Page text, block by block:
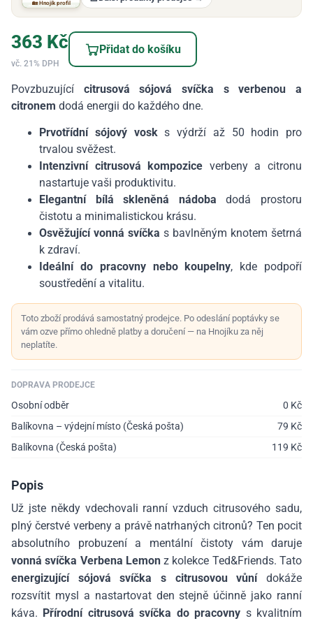
🏡 Hnojík profil
363 Kč
vč. 21% DPH
Přidat do košíku
Povzbuzující citrusová sójová svíčka s verbenou a
citronem dodá energii do každého dne.
Prvotřídní sójový vosks výdrží až 50 hodin pro
trvalou svěžest.
Intenzivní citrusová kompozice verbeny a citronu
nastartuje vaši produktivitu.
Elegantní bílá skleněná nádoba dodá prostoru
čistotu a minimalistickou krásu.
Osvěžující vonná svíčka s bavlněným knotem šetrná
k zdraví.
Ideální do pracovny nebo koupelny, kde podpoří
soustředění a vitalitu.
Toto zboží prodává samostatný prodejce. Po odeslání poptávky se
vám ozve přímo ohledně platby a doručení — na Hnojíku za něj
neplatíte.
DOPRAVA PRODEJCE
Osobní odběr 0 Kč
Balíkovna – výdejní místo (Česká pošta)
79 Kč
Balíkovna (Česká pošta)
119 Kč
Popis
Už jste někdy vdechovali ranní vzduch citrusového sadu,
plný čerstvé verbeny a právě natrhaných citronů? Ten pocit
absolutního probuzení a mentální čistoty vám daruje
vonná svíčka Verbena Lemonz kolekce Ted&Friends. Tato
energizující sójová svíčka s citrusovou vůnídokáže
rozsvítit mysl a nastartovat den stejně účinně jako ranní
káva. Přírodní citrusová svíčka do pracovny s kvalitním